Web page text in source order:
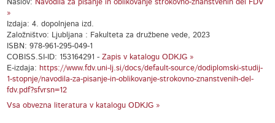
Naslov: Navodila za pisanje in oblikovanje strokovno-znanstvenih del FDV
»
Izdaja: 4. dopolnjena izd.
Založništvo: Ljubljana : Fakulteta za družbene vede, 2023
ISBN: 978-961-295-049-1
COBISS.SI-ID: 153164291 -Zapis v katalogu ODKJG »
E-izdaja: https://www.fdv.uni-lj.si/docs/default-source/dodiplomski-studij-
1-stopnje/navodila-za-pisanje-in-oblikovanje-strokovno-znanstvenih-del-
fdv.pdf?sfvrsn=12
Vsa obvezna literatura v katalogu ODKJG »